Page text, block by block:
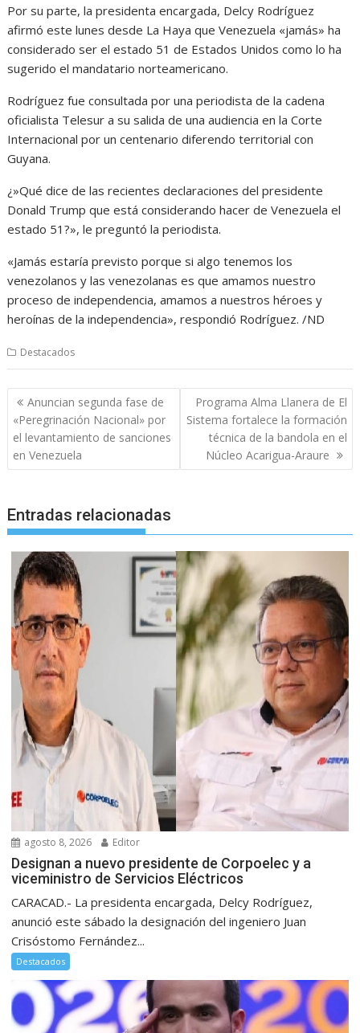
Por su parte, la presidenta encargada, Delcy Rodríguez
afirmó este lunes desde La Haya que Venezuela «jamás» ha
considerado ser el estado 51 de Estados Unidos como lo ha
sugerido el mandatario norteamericano.
Rodríguez fue consultada por una periodista de la cadena
oficialista Telesur a su salida de una audiencia en la Corte
Internacional por un centenario diferendo territorial con
Guyana.
¿»Qué dice de las recientes declaraciones del presidente
Donald Trump que está considerando hacer de Venezuela el
estado 51?», le preguntó la periodista.
«Jamás estaría previsto porque si algo tenemos los
venezolanos y las venezolanas es que amamos nuestro
proceso de independencia, amamos a nuestros héroes y
heroínas de la independencia», respondió Rodríguez. /ND
Destacados
Navegación
de
entradas
Anuncian segunda fase de
«Peregrinación Nacional» por
el levantamiento de sanciones
en Venezuela
Programa Alma Llanera de El
Sistema fortalece la formación
técnica de la bandola en el
Núcleo Acarigua-Araure
Entradas relacionadas
agosto 8, 2026 Editor
Designan a nuevo presidente de Corpoelec y a
viceministro de Servicios Eléctricos
CARACAD.- La presidenta encargada, Delcy Rodríguez,
anunció este sábado la designación del ingeniero Juan
Crisóstomo Fernández...
Destacados